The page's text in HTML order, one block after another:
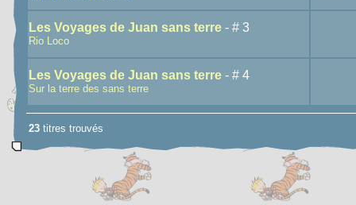
Les Voyages de Juan sans terre - # 3
Rio Loco
Les Voyages de Juan sans terre - # 4
Sur la terre des sans terre
23 titres trouvés